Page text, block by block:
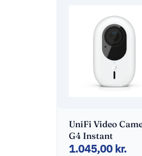
UniFi Video
G4 Instant
1.045,00 kr.